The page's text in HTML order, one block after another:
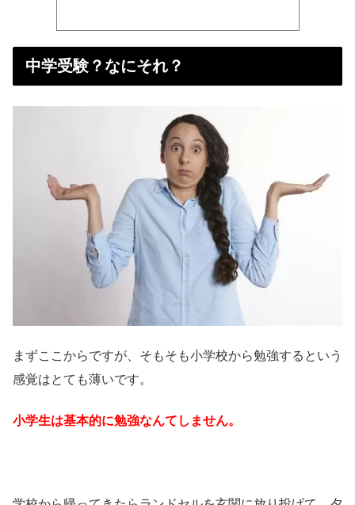
中学受験？なにそれ？
まずここからですが、そもそも小学校から勉強するという
感覚はとても薄いです。
小学生は基本的に勉強なんてしません。